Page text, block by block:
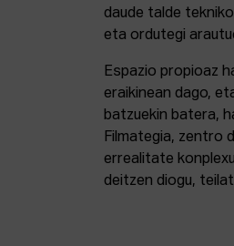
daude talde
eta ordutegi
Espazio propioaz
eraikinean dago,
batzuekin batera,
Filmategia, zentro
errealitate
deitzen diogu,